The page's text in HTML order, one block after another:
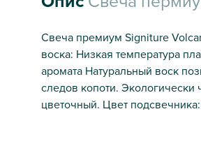
Свеча премиум Signiture
воска: Низкая температура
аромата Натуральный воск
следов копоти. Экологически
цветочный. Цвет